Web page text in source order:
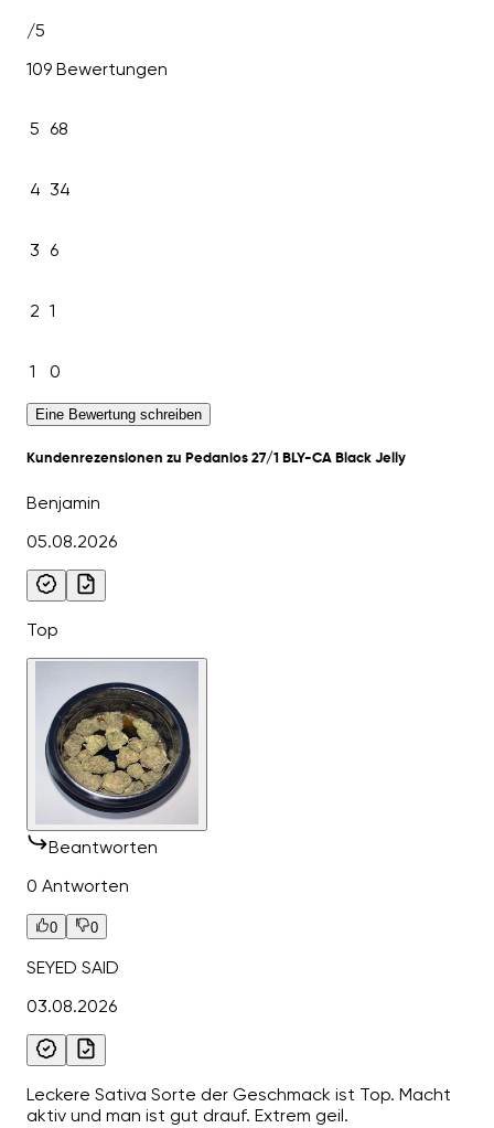
/5
109 Bewertungen
5 68
4 34
3 6
2 1
1 0
Eine Bewertung schreiben
Kundenrezensionen zu Pedanios 27/1 BLY-CA Black Jelly
Benjamin
05.08.2026
Top
Beantworten
0 Antworten
0 0
SEYED SAID
03.08.2026
Leckere Sativa Sorte der Geschmack ist Top. Macht
aktiv und man ist gut drauf. Extrem geil.